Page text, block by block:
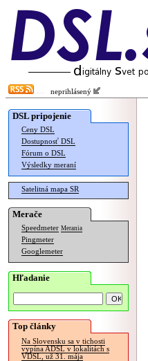
neprihlásený
DSL pripojenie
Ceny DSL
Dostupnosť DSL
Fórum o DSL
Výsledky meraní
Satelitná mapa SR
Merače
Speedmeter Merania
Pingmeter
Googlemeter
Hľadanie
Top články
Na Slovensku sa v tichosti
vypína ADSL v lokalitách s
VDSL, už 31. mája